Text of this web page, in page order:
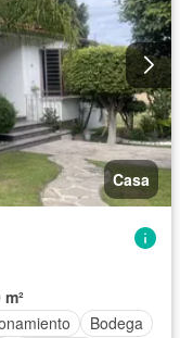
Casa
Bodega